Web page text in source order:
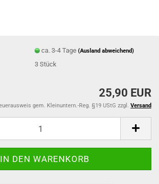
ca. 3-4 Tage(Ausland abweichend)
3Stück
25,90 EUR
gem. Kleinuntern.-Reg. §19 UStG zzgl. Versand